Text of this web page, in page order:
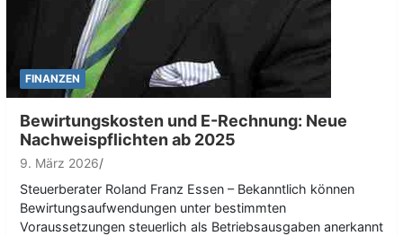
FINANZEN
Bewirtungskosten und E-Rechnung: Neue
Nachweispflichten ab 2025
9. März 2026
Steuerberater Roland Franz Essen – Bekanntlich können
Bewirtungsaufwendungen unter bestimmten
Voraussetzungen steuerlich als Betriebsausgaben anerkannt